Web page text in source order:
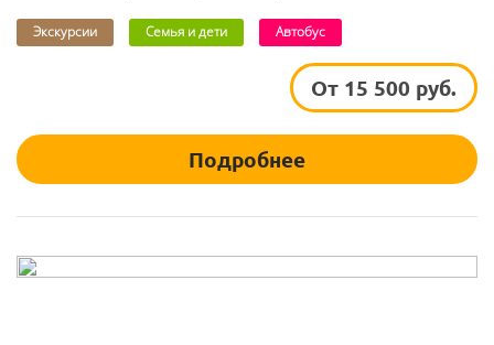
Экскурсии Семья и дети Автобус
От 15 500 руб.
Подробнее